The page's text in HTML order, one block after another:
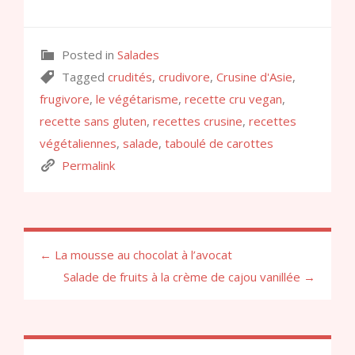
Posted in Salades
Tagged crudités, crudivore, Crusine d'Asie,
frugivore, le végétarisme, recette cru vegan,
recette sans gluten, recettes crusine, recettes
végétaliennes, salade, taboulé de carottes
Permalink
← La mousse au chocolat à l’avocat
Salade de fruits à la crème de cajou vanillée →